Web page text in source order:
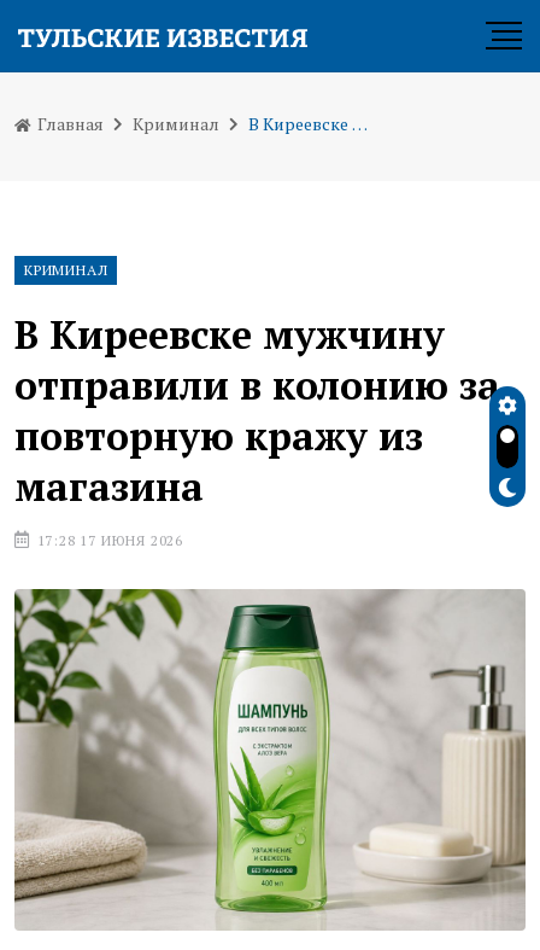
Главная Криминал В Киреевске мужчину отправили в колонию за повторную кражу из магазина
КРИМИНАЛ
В Киреевске мужчину
отправили в колонию за
повторную кражу из
магазина
17:28 17 ИЮНЯ 2026